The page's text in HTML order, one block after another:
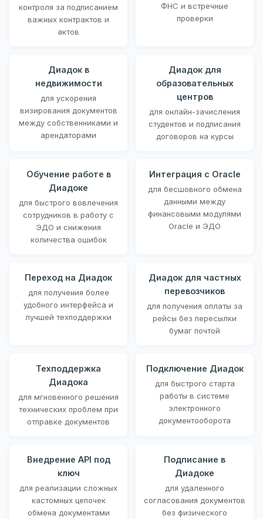
контроля за подписанием
важных контрактов и
актов
ФНС и встречные
проверки
Диадок в
недвижимости
для ускорения
визирования документов
между собственниками и
арендаторами
Диадок для
образовательных
центров
для онлайн-зачисления
студентов и подписания
договоров на курсы
Обучение работе в
Диадоке
для быстрого вовлечения
сотрудников в работу с
ЭДО и снижения
количества ошибок
Интеграция с Oracle
для бесшовного обмена
данными между
финансовыми модулями
Oracle и ЭДО
Переход на Диадок
для получения более
удобного интерфейса и
лучшей техподдержки
Диадок для частных
перевозчиков
для получения оплаты за
рейсы без пересылки
бумаг почтой
Техподдержка
Диадока
для мгновенного решения
технических проблем при
отправке документов
Подключение Диадок
для быстрого старта
работы в системе
электронного
документооборота
Внедрение API под
ключ
для реализации сложных
кастомных цепочек
обмена документами
Подписание в
Диадоке
для удаленного
согласования документов
без физического